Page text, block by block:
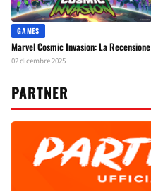
GAMES
Marvel Cosmic Invasion: La Recensione
02 dicembre 2025
PARTNER